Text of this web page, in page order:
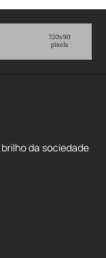
da sociedade